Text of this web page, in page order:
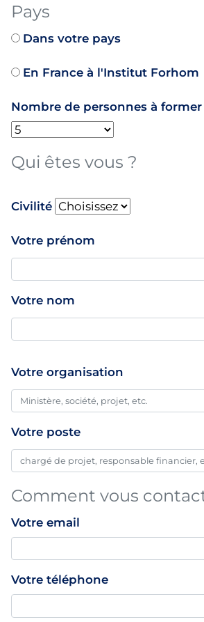
Pays
Dans votre pays
En France à l'Institut Forhom
Nombre de personnes à former
Qui êtes vous ?
name
Civilité
Votre prénom
Votre nom
Votre organisation
Votre poste
Comment vous
Votre email
Votre téléphone